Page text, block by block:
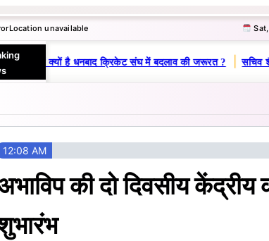
Location unavailable
: जानें क्यों है धनबाद क्रिकेट संघ में बदलाव की जरूरत ? | सचिव
12:08 AM
की दो दिवसीय केंद्रीय